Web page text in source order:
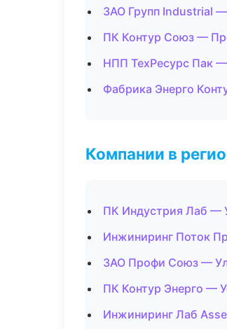
ЗАО Групп Industrial
ПК Контур Союз —
НПП ТехРесурс Пак —
Фабрика Энерго
Компании в
ПК Индустрия Лаб —
Инжиниринг Поток
ЗАО Профи Союз —
ПК Контур Энерго —
Инжиниринг Лаб